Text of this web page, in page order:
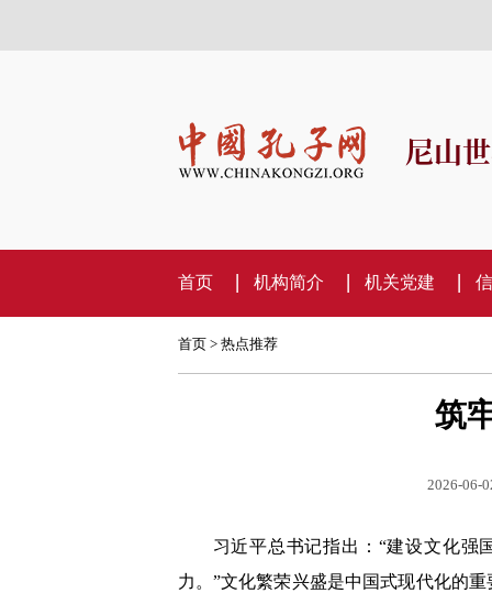
尼山
首页 机构简介 机关党建
首页> 热点推荐
筑
2026-06-
习近平总书记指出：“建设文化强
力。”文化繁荣兴盛是中国式现代化的